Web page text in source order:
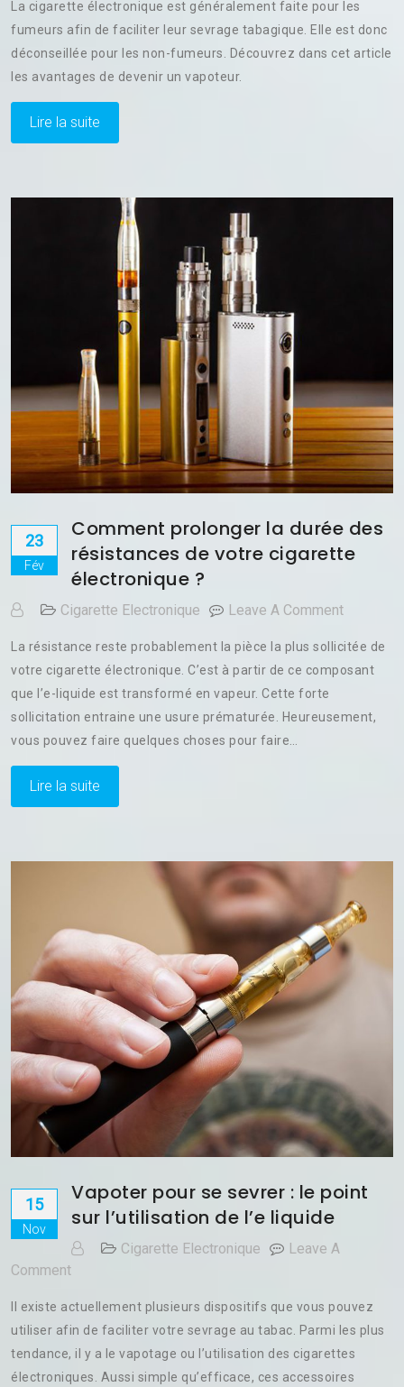
Bonnes
Raisons
De
Passer
À
La
Cigarette
La cigarette électronique est généralement faite pour les
fumeurs afin de faciliter leur sevrage tabagique. Elle est donc
déconseillée pour les non-fumeurs. Découvrez dans cet article
les avantages de devenir un vapoteur.
Lire la suite
23
Fév
Comment prolonger la durée des
résistances de votre cigarette
électronique ?
Cigarette Electronique Leave A CommentOn
Prolonger
La
Des
La résistance reste probablement la pièce la plus sollicitée de
votre cigarette électronique. C’est à partir de ce composant
que l’e-liquide est transformé en vapeur. Cette forte
sollicitation entraine une usure prématurée. Heureusement,
vous pouvez faire quelques choses pour faire…
Lire la suite
15
Nov
Vapoter pour se sevrer : le point
sur l’utilisation de l’e liquide
Cigarette Electronique
Leave A
CommentOn
Pour
Se
Sevrer
:
Il existe actuellement plusieurs dispositifs que vous pouvez
utiliser afin de faciliter votre sevrage au tabac. Parmi les plus
tendance, il y a le vapotage ou l’utilisation des cigarettes
électroniques. Aussi simple qu’efficace, ces accessoires